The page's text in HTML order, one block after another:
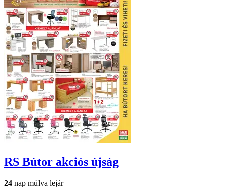
RS Bútor akciós újság
24 nap múlva lejár